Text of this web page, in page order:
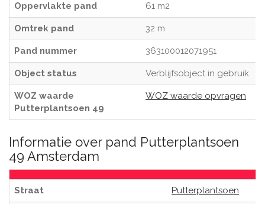
Oppervlakte pand 61 m2
Omtrek pand 32 m
Pand nummer 363100012071951
Object status Verblijfsobject in gebruik
WOZ waarde
Putterplantsoen 49
WOZ waarde opvragen
Informatie over pand Putterplantsoen
49 Amsterdam
Straat Putterplantsoen